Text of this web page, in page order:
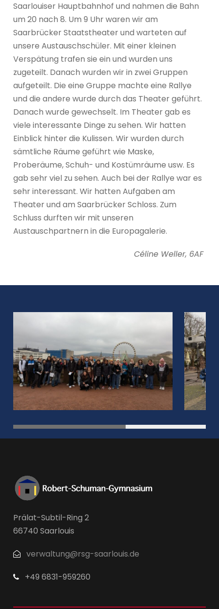
Saarlouiser Hauptbahnhof und nahmen die Bahn
um 20 nach 8. Um 9 Uhr waren wir am
Saarbrücker Staatstheater und warteten auf
unsere Austauschschüler. Mit einer kleinen
Verspätung trafen sie ein und wurden uns
zugeteilt. Danach wurden wir in zwei Gruppen
aufgeteilt. Die eine Gruppe machte eine Rallye
und die andere wurde durch das Theater geführt.
Danach wurde gewechselt. Im Theater gab es
viele interessante Dinge zu sehen. Wir hatten
Einblick hinter die Kulissen. Wir wurden durch
sämtliche Räume geführt wie Maske,
Proberäume, Schuh- und Kostümräume usw. Es
gab sehr viel zu sehen. Auch bei der Rallye war es
sehr interessant. Wir hatten Aufgaben am
Theater und am Saarbrücker Schloss. Zum
Schluss durften wir mit unseren
Austauschpartnern in die Europagalerie.
Céline Weller, 6AF
Prälat-Subtil-Ring 2
66740 Saarlouis
verwaltung@rsg-saarlouis.de
+49 6831-959260